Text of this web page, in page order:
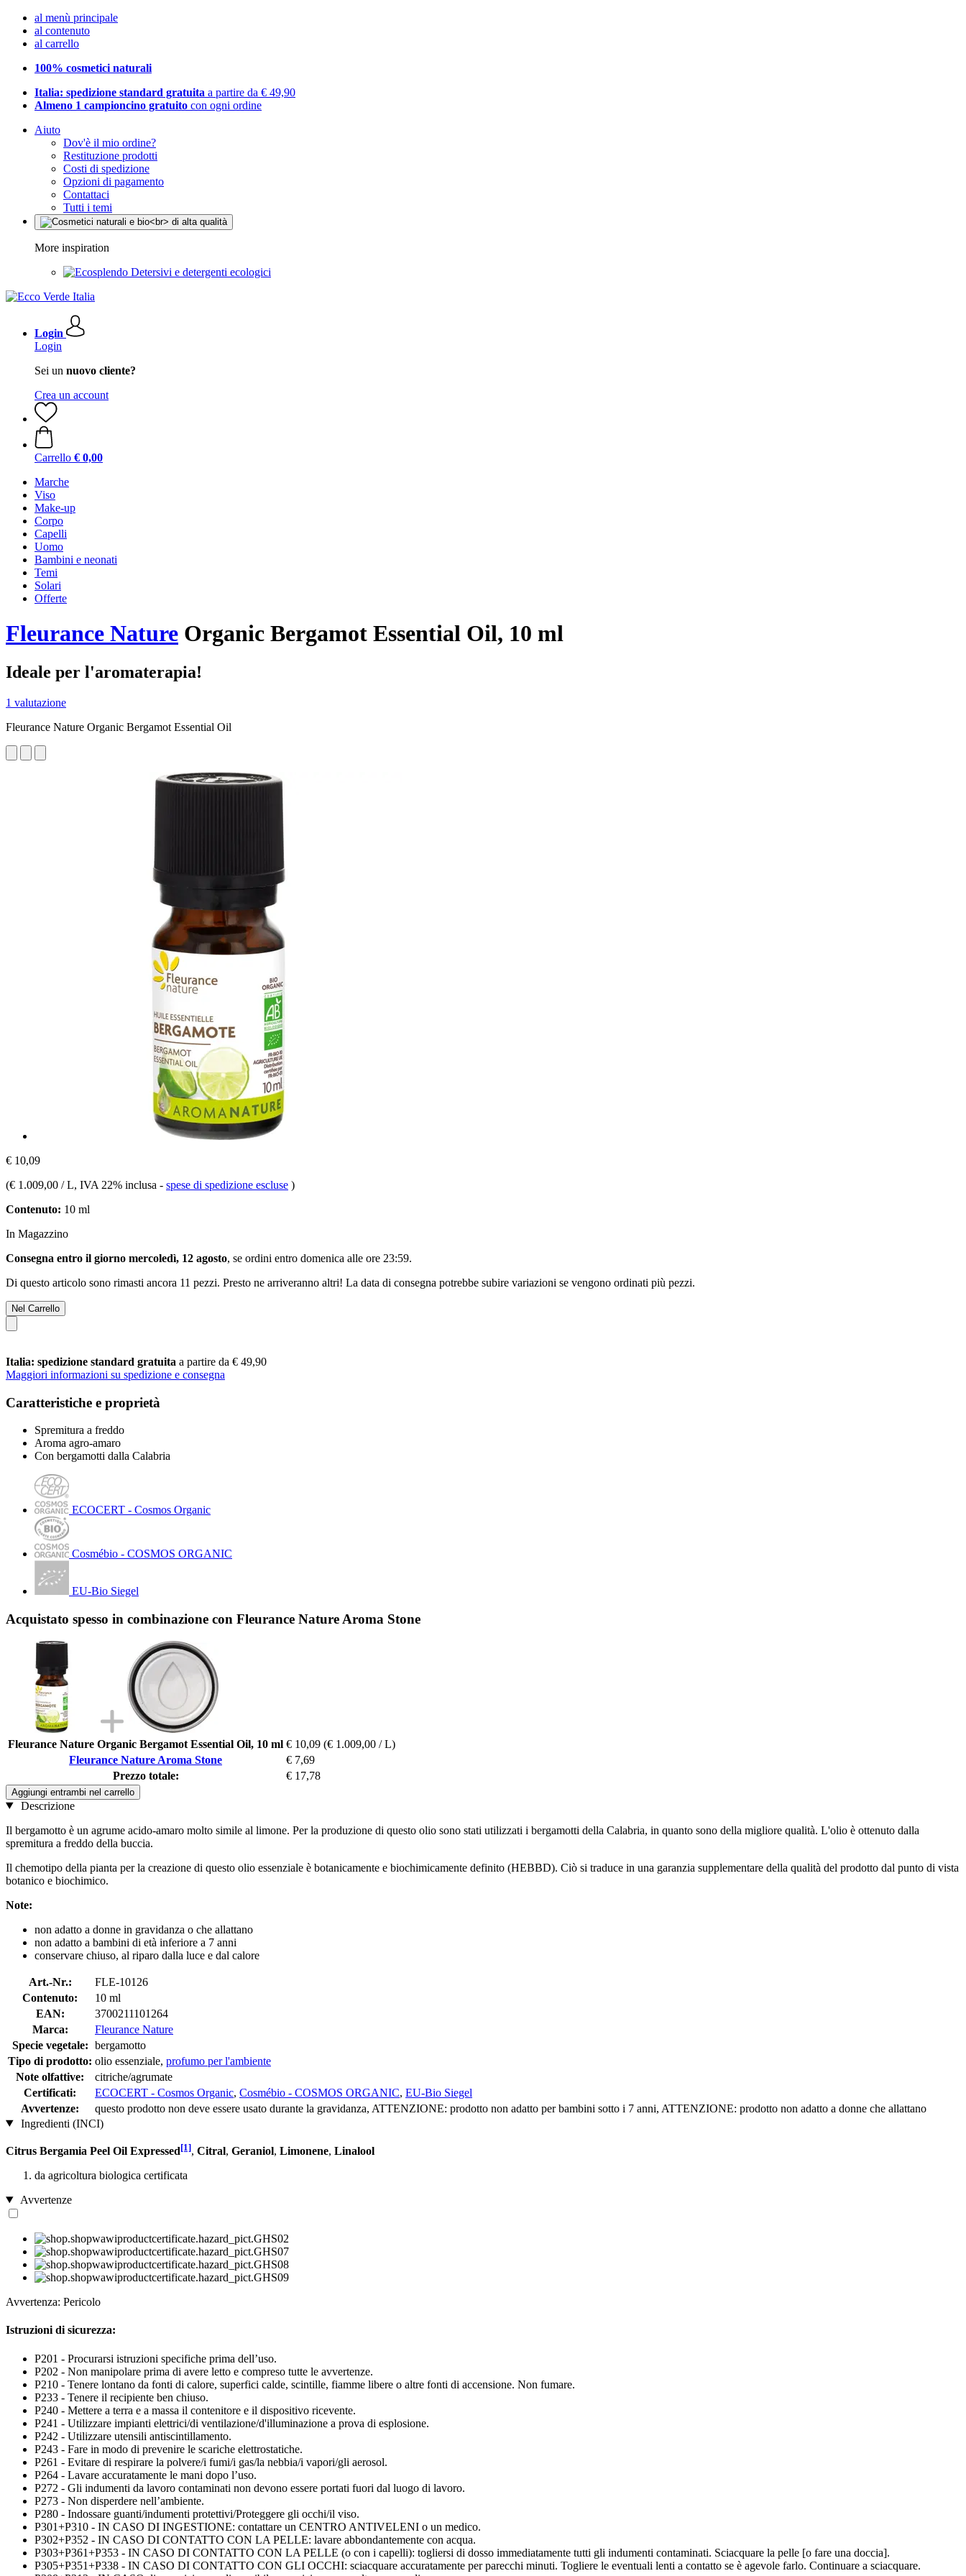
al menù principale
al contenuto
al carrello
100% cosmetici naturali
Italia: spedizione standard gratuita a partire da € 49,90
Almeno 1 campioncino gratuito con ogni ordine
Aiuto
Dov'è il mio ordine?
Restituzione prodotti
Costi di spedizione
Opzioni di pagamento
Contattaci
Tutti i temi
More inspiration
Detersivi e detergenti ecologici
Login
Login
Sei un nuovo cliente?
Crea un account
Carrello € 0,00
Marche
Viso
Make-up
Corpo
Capelli
Uomo
Bambini e neonati
Temi
Solari
Offerte
Fleurance Nature Organic Bergamot Essential Oil, 10 ml
Ideale per l'aromaterapia!
1 valutazione
Fleurance Nature Organic Bergamot Essential Oil
€ 10,09
(€ 1.009,00 / L, IVA 22% inclusa - spese di spedizione escluse )
Contenuto: 10 ml
In Magazzino
Consegna entro il giorno mercoledì, 12 agosto, se ordini entro domenica alle ore 23:59.
Di questo articolo sono rimasti ancora 11 pezzi. Presto ne arriveranno altri! La data di consegna potrebbe subire variazioni se vengono ordinati più pezzi.
Nel Carrello
Italia: spedizione standard gratuita a partire da € 49,90
Maggiori informazioni su spedizione e consegna
Caratteristiche e proprietà
Spremitura a freddo
Aroma agro-amaro
Con bergamotti dalla Calabria
ECOCERT - Cosmos Organic
Cosmébio - COSMOS ORGANIC
EU-Bio Siegel
Acquistato spesso in combinazione con Fleurance Nature Aroma Stone
Fleurance Nature Organic Bergamot Essential Oil, 10 ml € 10,09 (€ 1.009,00 / L)
Fleurance Nature Aroma Stone
€ 7,69
Prezzo totale:
€ 17,78
Aggiungi entrambi nel carrello
Descrizione
Il bergamotto è un agrume acido-amaro molto simile al limone. Per la produzione di questo olio sono stati utilizzati i bergamotti della Calabria, in quanto sono della migliore qualità. L'olio è ottenuto dalla
spremitura a freddo della buccia.
Il chemotipo della pianta per la creazione di questo olio essenziale è botanicamente e biochimicamente definito (HEBBD). Ciò si traduce in una garanzia supplementare della qualità del prodotto dal punto di vista
botanico e biochimico.
Note:
non adatto a donne in gravidanza o che allattano
non adatto a bambini di età inferiore a 7 anni
conservare chiuso, al riparo dalla luce e dal calore
Art.-Nr.:
FLE-10126
Contenuto:
10 ml
EAN:
3700211101264
Marca:
Fleurance Nature
Specie vegetale: bergamotto
Tipo di prodotto: olio essenziale, profumo per l'ambiente
Note olfattive:
citriche/agrumate
Certificati:
ECOCERT - Cosmos Organic, Cosmébio - COSMOS ORGANIC, EU-Bio Siegel
Avvertenze:
questo prodotto non deve essere usato durante la gravidanza, ATTENZIONE: prodotto non adatto per bambini sotto i 7 anni, ATTENZIONE: prodotto non adatto a donne che allattano
Ingredienti (INCI)
Citrus Bergamia Peel Oil Expressed[1], Citral, Geraniol, Limonene, Linalool
da agricoltura biologica certificata
Avvertenze
Avvertenza: Pericolo
Istruzioni di sicurezza:
P201 - Procurarsi istruzioni specifiche prima dell’uso.
P202 - Non manipolare prima di avere letto e compreso tutte le avvertenze.
P210 - Tenere lontano da fonti di calore, superfici calde, scintille, fiamme libere o altre fonti di accensione. Non fumare.
P233 - Tenere il recipiente ben chiuso.
P240 - Mettere a terra e a massa il contenitore e il dispositivo ricevente.
P241 - Utilizzare impianti elettrici/di ventilazione/d'illuminazione a prova di esplosione.
P242 - Utilizzare utensili antiscintillamento.
P243 - Fare in modo di prevenire le scariche elettrostatiche.
P261 - Evitare di respirare la polvere/i fumi/i gas/la nebbia/i vapori/gli aerosol.
P264 - Lavare accuratamente le mani dopo l’uso.
P272 - Gli indumenti da lavoro contaminati non devono essere portati fuori dal luogo di lavoro.
P273 - Non disperdere nell’ambiente.
P280 - Indossare guanti/indumenti protettivi/Proteggere gli occhi/il viso.
P301+P310 - IN CASO DI INGESTIONE: contattare un CENTRO ANTIVELENI o un medico.
P302+P352 - IN CASO DI CONTATTO CON LA PELLE: lavare abbondantemente con acqua.
P303+P361+P353 - IN CASO DI CONTATTO CON LA PELLE (o con i capelli): togliersi di dosso immediatamente tutti gli indumenti contaminati. Sciacquare la pelle [o fare una doccia].
P305+P351+P338 - IN CASO DI CONTATTO CON GLI OCCHI: sciacquare accuratamente per parecchi minuti. Togliere le eventuali lenti a contatto se è agevole farlo. Continuare a sciacquare.